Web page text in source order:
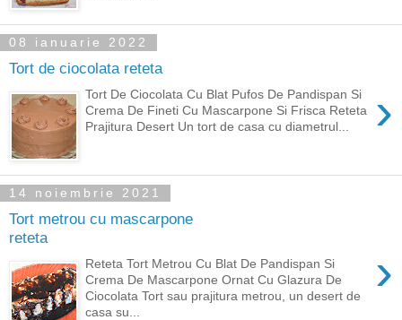
08 ianuarie 2022
Tort de ciocolata reteta
›
Tort De Ciocolata Cu Blat Pufos De Pandispan Si
Crema De Fineti Cu Mascarpone Si Frisca Reteta
Prajitura Desert Un tort de casa cu diametrul...
14 noiembrie 2021
Tort metrou cu mascarpone
reteta
›
Reteta Tort Metrou Cu Blat De Pandispan Si
Crema De Mascarpone Ornat Cu Glazura De
Ciocolata Tort sau prajitura metrou, un desert de
casa su...